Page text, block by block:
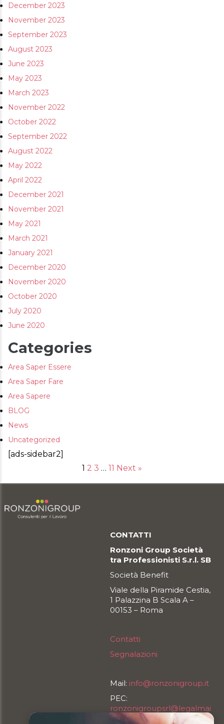
December 2023
November 2023
September 2023
August 2023
June 2023
May 2023
March 2023
November 2022
October 2022
September 2022
August 2022
May 2022
April 2022
December 2021
November 2021
May 2021
March 2021
January 2021
December 2020
November 2020
October 2020
July 2020
June 2020
Categories
Area Saper Essere
Area Saper Fare
Area Sapere
BLOG
News
Uncategorized
[ads-sidebar2]
1 2 3 … 11 Next »
CONTATTI
Ronzoni Group Società
tra Professionisti S.r.l. SB
Società Benefit
Viale della Piramide Cestia,
1 Palazzina B Scala A –
00153 – Roma
Contatti
Segnalazioni
Mail: info@ronzonigroup.it
PEC:
ronzonigroupsrl@legalmai
l.it